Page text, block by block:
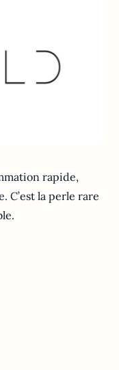
rapide,
C’est la perle rare